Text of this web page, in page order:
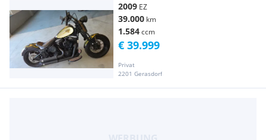
2009 EZ
39.000 km
1.584ccm
Privat
2201 Gerasdorf
€ 39.999